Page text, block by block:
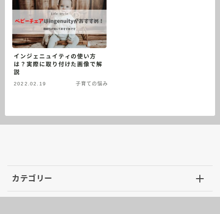
インジェニュイティの使い方
は？実際に取り付けた画像で解
説
2022.02.19 子育ての悩み
カテゴリー